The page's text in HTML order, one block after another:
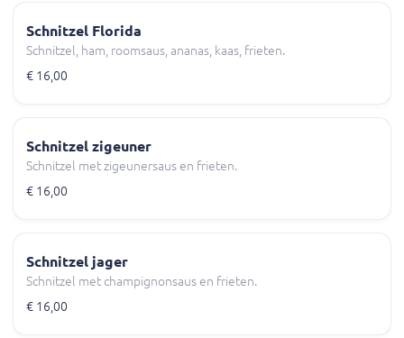
Schnitzel Florida
Schnitzel, ham, roomsaus, ananas, kaas, frieten.
€ 16,00
Schnitzel zigeuner
Schnitzel met zigeunersaus en frieten.
€ 16,00
Schnitzel jager
Schnitzel met champignonsaus en frieten.
€ 16,00